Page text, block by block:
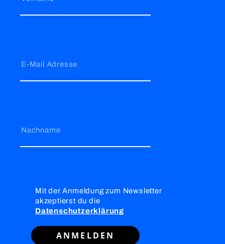
E-Mail Adresse
Nachname
Mit der Anmeldung zum Newsletter
akzeptierst du die
Datenschutzerklärung
ANMELDEN